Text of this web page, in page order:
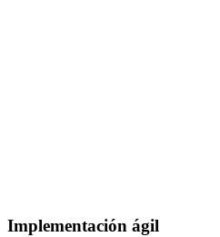
Implementación ágil